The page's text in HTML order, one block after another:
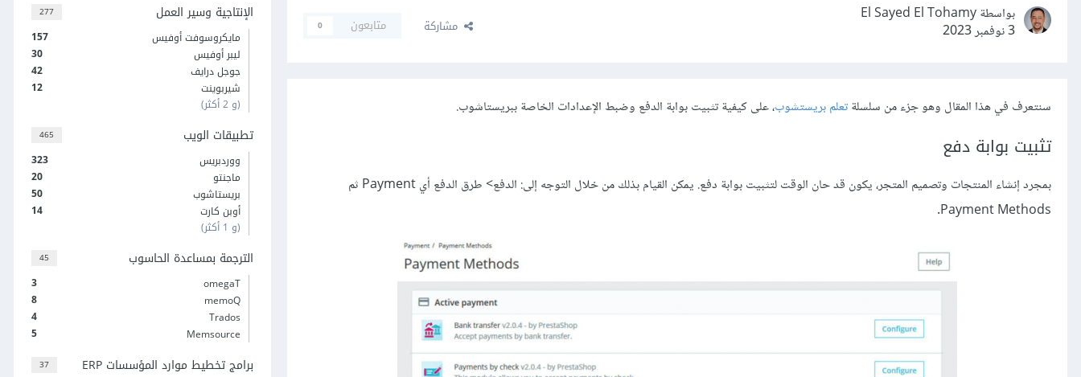
بواسطة El Sayed El Tohamy
3 نوفمبر 2023
مشاركة متابعون 0
سنتعرف في هذا المقال وهو جزء من سلسلةتعلم بريستشوب، على كيفية تثبيت بوابة الدفع وضبط الإعدادات الخاصة ببريستاشوب.
تثبيت بوابة دفع
بمجرد إنشاء المنتجات وتصميم المتجر، يكون قد حان الوقت لتثبيت بوابة دفع. يمكن القيام بذلك من خلال التوجه إلى: الدفع> طرق الدفع أي Payment ثم
Payment Methods.
277 الإنتاجية وسير العمل
157
مايكروسوفت أوفيس
30
ليبر أوفيس
42
جوجل درايف
12
شيربوينت
(و 2 أكثر)
465 تطبيقات الويب
323
ووردبريس
20
ماجنتو
50
بريستاشوب
14
أوبن كارت
(و 1 أكثر)
45 الترجمة بمساعدة الحاسوب
3
omegaT
8
memoQ
4
Trados
5
Memsource
37 برامج تخطيط موارد المؤسسات ERP